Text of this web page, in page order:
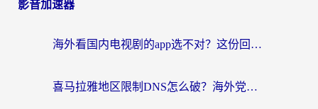
影音加速器
海外看国内电视剧的app选不对？这份回国加速器避坑指南帮你流畅追剧
喜马拉雅地区限制DNS怎么破？海外党听国内音乐听书的终极解决方案